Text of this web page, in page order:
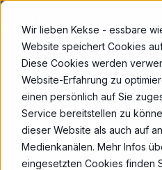
Wir lieben Kekse - essbare
Website speichert Cookies
Diese Cookies werden
Website-Erfahrung zu
einen persönlich auf Sie
Service bereitstellen zu
dieser Website als auch auf
Medienkanälen. Mehr Infos
eingesetzten Cookies finden
SOCIAL-
(IHK)